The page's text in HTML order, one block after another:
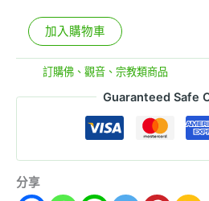
加入購物車
訂購佛、觀音、宗教類商品
Guaranteed Safe
分享